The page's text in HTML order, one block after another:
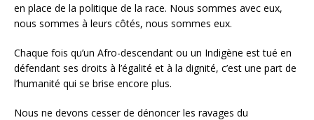
en place de la politique de la race. Nous sommes avec eux,
nous sommes à leurs côtés, nous sommes eux.
Chaque fois qu’un Afro-descendant ou un Indigène est tué en
défendant ses droits à l’égalité et à la dignité, c’est une part de
l’humanité qui se brise encore plus.
Nous ne devons cesser de dénoncer les ravages du